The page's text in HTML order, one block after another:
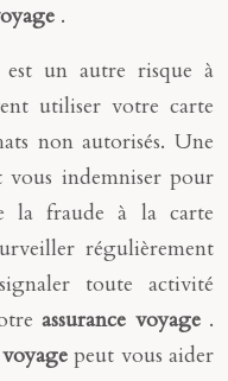
.
un autre risque à
utiliser votre carte
non autorisés. Une
vous indemniser pour
la fraude à la carte
régulièrement
toute activité
assurance voyage .
voyagepeut vous aider